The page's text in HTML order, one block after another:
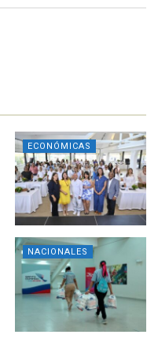
ECONÓMICAS
NACIONALES